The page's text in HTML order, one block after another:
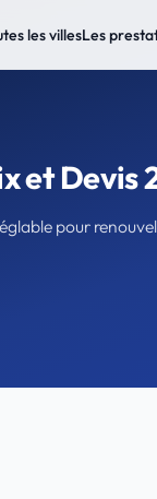
les villesLes
et Devis
pour